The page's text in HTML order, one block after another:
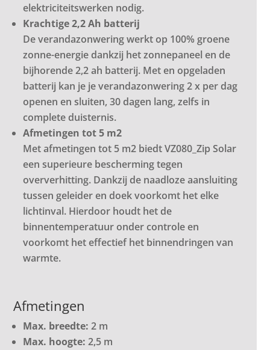
elektriciteitswerken nodig.
Krachtige 2,2 Ah batterij
De verandazonwering werkt op 100% groene
zonne-energie dankzij het zonnepaneel en de
bijhorende 2,2 ah batterij. Met en opgeladen
batterij kan je je verandazonwering 2 x per dag
openen en sluiten, 30 dagen lang, zelfs in
complete duisternis.
Afmetingen tot 5 m2
Met afmetingen tot 5 m2 biedt VZ080_Zip Solar
een superieure bescherming tegen
oververhitting. Dankzij de naadloze aansluiting
tussen geleider en doek voorkomt het elke
lichtinval. Hierdoor houdt het de
binnentemperatuur onder controle en
voorkomt het effectief het binnendringen van
warmte.
Afmetingen
Max. breedte: 2 m
Max. hoogte: 2,5 m